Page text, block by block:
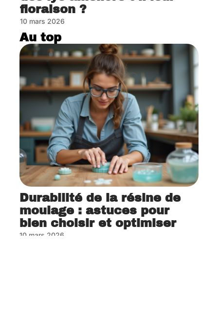
floraison ?
10 mars 2026
Au top
Durabilité de la résine de
moulage : astuces pour
bien choisir et optimiser
10 mars 2026